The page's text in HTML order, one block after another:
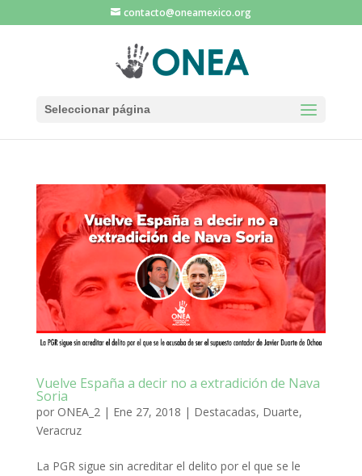
contacto@oneamexico.org
Seleccionar página
Vuelve España a decir no a extradición de Nava
Soria
por ONEA_2| Ene 27, 2018 | Destacadas, Duarte,
Veracruz
La PGR sigue sin acreditar el delito por el que se le